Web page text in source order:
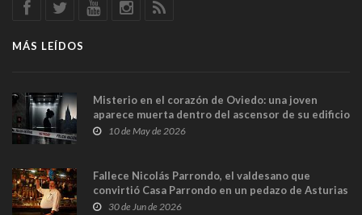
MÁS LEÍDOS
Misterio en el corazón de Oviedo: una joven
aparece muerta dentro del ascensor de su edificio
y las cámaras captan sus últimos minutos
10 de May de 2026
Fallece Nicolás Parrondo, el valdesano que
convirtió Casa Parrondo en un pedazo de Asturias
en Madrid
30 de Jun de 2026